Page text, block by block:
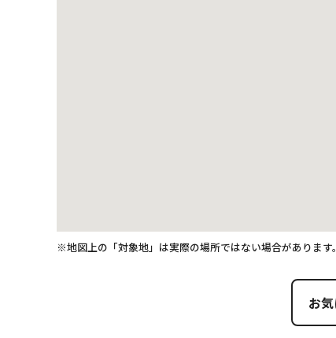
※地図上の「対象地」は実際の場所ではない場合があります
お